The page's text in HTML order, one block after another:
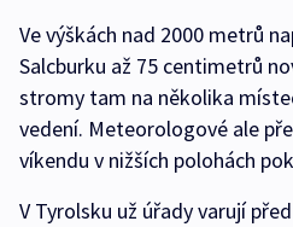
Ve výškách nad 2000 metrů
Salcburku až 75 centimetrů
stromy tam na několika
vedení. Meteorologové ale
víkendu v nižších polohách
V Tyrolsku už úřady varují